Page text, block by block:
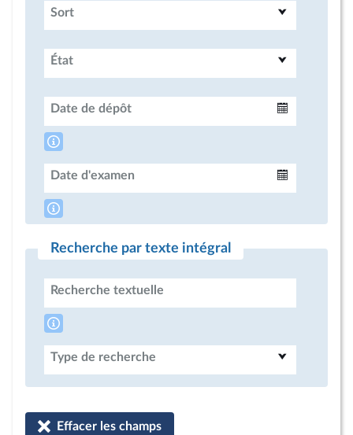
Sort
État
Date de dépôt
Date d'examen
Recherche par texte intégral
Recherche textuelle
Type de recherche
Effacer les champs